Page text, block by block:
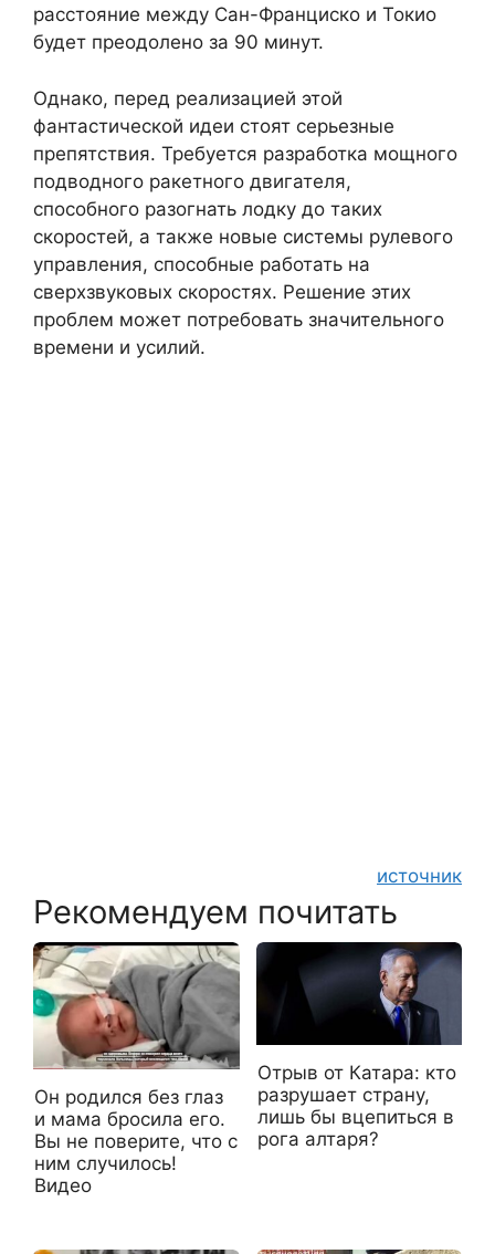
расстояние между Сан-Франциско и Токио
будет преодолено за 90 минут.
Однако, перед реализацией этой
фантастической идеи стоят серьезные
препятствия. Требуется разработка мощного
подводного ракетного двигателя,
способного разогнать лодку до таких
скоростей, а также новые системы рулевого
управления, способные работать на
сверхзвуковых скоростях. Решение этих
проблем может потребовать значительного
времени и усилий.
источник
Рекомендуем почитать
Он родился без глаз
и мама бросила его.
Вы не поверите, что с
ним случилось!
Видео
Отрыв от Катара: кто
разрушает страну,
лишь бы вцепиться в
рога алтаря?